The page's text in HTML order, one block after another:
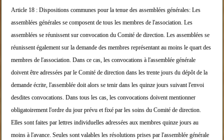
Article 18 : Dispositions communes pour la tenue des assemblées générales: Les
assemblées générales se composent de tous les membres de l'association. Les
assemblées se réunissent sur convocation du Comité de direction. Les assemblées se
réunissent également sur la demande des membres représentant au moins le quart des
membres de l'association. Dans ce cas, les convocations à l'assemblée générale
doivent être adressées par le Comité de direction dans les trente jours du dépôt de la
demande écrite, l'assemblée doit alors se tenir dans les quinze jours suivant l'envoi
desdites convocations. Dans tous les cas, les convocations doivent mentionner
obligatoirement l'ordre du jour prévu et fixé par les soins du Comité de direction.
Elles sont faites par lettres individuelles adressées aux membres quinze jours au
moins à l'avance. Seules sont valables les résolutions prises par l'assemblée générale